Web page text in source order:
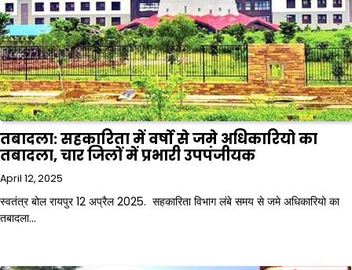
तबादला: सहकारिता में वर्षो से जमे अधिकारियो का
तबादला, चार जिलों में प्रभारी उपपंजीयक
April 12, 2025
स्वतंत्र बोल रायपुर 12 अप्रैल 2025. सहकारिता विभाग लंबे समय से जमे अधिकारियो का
तबादला…